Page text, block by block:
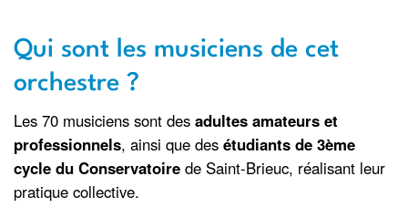
Qui sont les musiciens de cet
orchestre ?
Les 70 musiciens sont des adultes amateurs et
professionnels, ainsi que des étudiants de 3ème
cycle du Conservatoire de Saint-Brieuc, réalisant leur
pratique collective.